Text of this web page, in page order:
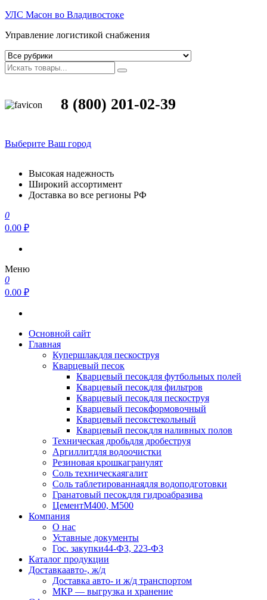
УЛС Масон во Владивостоке
Управление логистикой снабжения
8 (800) 201-02-39
Выберите Ваш город
Высокая надежность
Широкий ассортимент
Доставка во все регионы РФ
0
0.00 ₽
Меню
0
0.00 ₽
Основной сайт
Главная
Купершлакдля пескоструя
Кварцевый песок
Кварцевый песокдля футбольных полей
Кварцевый песокдля фильтров
Кварцевый песокдля пескоструя
Кварцевый песокформовочный
Кварцевый песокстекольный
Кварцевый песокдля наливных полов
Техническая дробьдля дробеструя
Аргиллитдля водоочистки
Резиновая крошкагранулят
Соль техническаягалит
Соль таблетированнаядля водоподготовки
Гранатовый песокдля гидроабразива
ЦементМ400, М500
Компания
О нас
Уставные документы
Гос. закупки44-ФЗ, 223-ФЗ
Каталог продукции
Доставкаавто-, ж/д
Доставка авто- и ж/д транспортом
МКР — выгрузка и хранение